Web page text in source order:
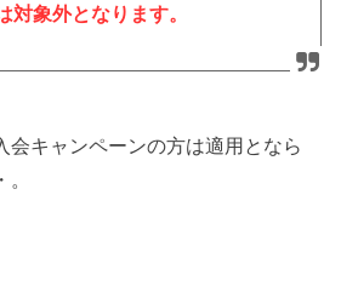
対象外となります。
会キャンペーンの方は適用となら